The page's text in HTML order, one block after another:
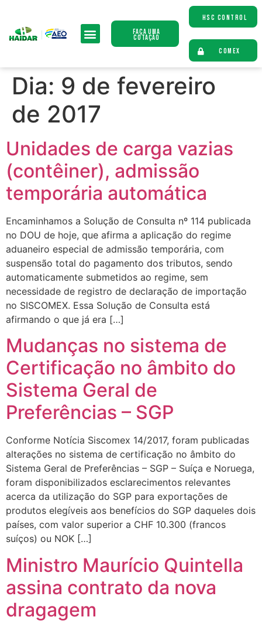
Faça uma
Cotação
HSC CONTROL
COMEX
Dia: 9 de fevereiro
de 2017
Unidades de carga vazias
(contêiner), admissão
temporária automática
Encaminhamos a Solução de Consulta nº 114 publicada
no DOU de hoje, que afirma a aplicação do regime
aduaneiro especial de admissão temporária, com
suspensão total do pagamento dos tributos, sendo
automaticamente submetidos ao regime, sem
necessidade de registro de declaração de importação
no SISCOMEX. Essa Solução de Consulta está
afirmando o que já era […]
Mudanças no sistema de
Certificação no âmbito do
Sistema Geral de
Preferências – SGP
Conforme Notícia Siscomex 14/2017, foram publicadas
alterações no sistema de certificação no âmbito do
Sistema Geral de Preferências – SGP – Suíça e Noruega,
foram disponibilizados esclarecimentos relevantes
acerca da utilização do SGP para exportações de
produtos elegíveis aos benefícios do SGP daqueles dois
países, com valor superior a CHF 10.300 (francos
suíços) ou NOK […]
Ministro Maurício Quintella
assina contrato da nova
dragagem